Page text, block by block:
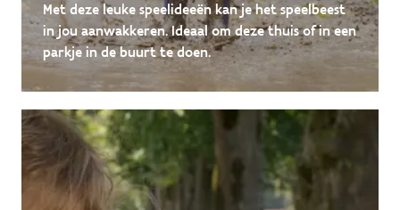
Met deze leuke speelideeën kan je het speelbeest
in jou aanwakkeren. Ideaal om deze thuis of in een
parkje in de buurt te doen.